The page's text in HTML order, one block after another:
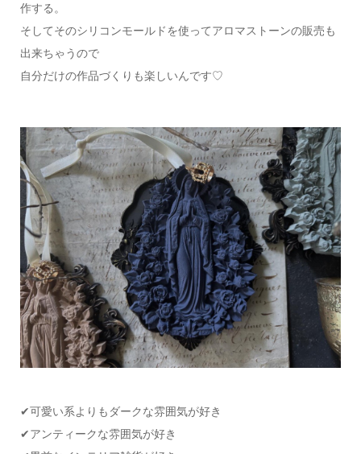
作する。
そしてそのシリコンモールドを使ってアロマストーンの販売も
出来ちゃうので
自分だけの作品づくりも楽しいんです♡
✔可愛い系よりもダークな雰囲気が好き
✔アンティークな雰囲気が好き